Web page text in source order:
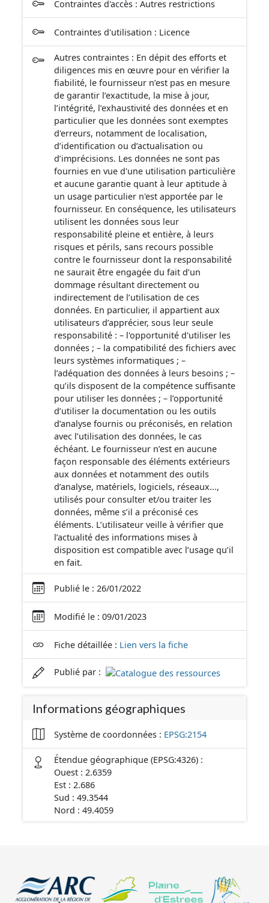
Contraintes d'accès : Autres restrictions
Contraintes d'utilisation : Licence
Autres contraintes : En dépit des efforts et
diligences mis en œuvre pour en vérifier la
fiabilité, le fournisseur n’est pas en mesure
de garantir l’exactitude, la mise à jour,
l’intégrité, l’exhaustivité des données et en
particulier que les données sont exemptes
d'erreurs, notamment de localisation,
d’identification ou d’actualisation ou
d’imprécisions. Les données ne sont pas
fournies en vue d'une utilisation particulière
et aucune garantie quant à leur aptitude à
un usage particulier n'est apportée par le
fournisseur. En conséquence, les utilisateurs
utilisent les données sous leur
responsabilité pleine et entière, à leurs
risques et périls, sans recours possible
contre le fournisseur dont la responsabilité
ne saurait être engagée du fait d’un
dommage résultant directement ou
indirectement de l’utilisation de ces
données. En particulier, il appartient aux
utilisateurs d’apprécier, sous leur seule
responsabilité : – l'opportunité d'utiliser les
données ; – la compatibilité des fichiers avec
leurs systèmes informatiques ; –
l’adéquation des données à leurs besoins ; –
qu’ils disposent de la compétence suffisante
pour utiliser les données ; – l’opportunité
d’utiliser la documentation ou les outils
d’analyse fournis ou préconisés, en relation
avec l’utilisation des données, le cas
échéant. Le fournisseur n’est en aucune
façon responsable des éléments extérieurs
aux données et notamment des outils
d’analyse, matériels, logiciels, réseaux...,
utilisés pour consulter et/ou traiter les
données, même s’il a préconisé ces
éléments. L’utilisateur veille à vérifier que
l’actualité des informations mises à
disposition est compatible avec l’usage qu’il
en fait.
Publié le : 26/01/2022
Modifié le : 09/01/2023
Fiche détaillée : Lien vers la fiche
Publié par :
Informations géographiques
Système de coordonnées : EPSG:2154
Étendue géographique (EPSG:4326) :
Ouest : 2.6359
Est : 2.686
Sud : 49.3544
Nord : 49.4059